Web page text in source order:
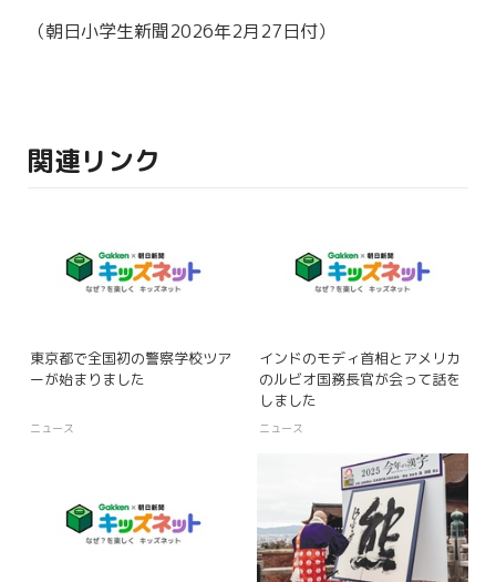
（朝日小学生新聞2026年2月27日付）
関連リンク
東京都で全国初の警察学校ツア
ーが始まりました
ニュース
インドのモディ首相とアメリカ
のルビオ国務長官が会って話を
しました
ニュース